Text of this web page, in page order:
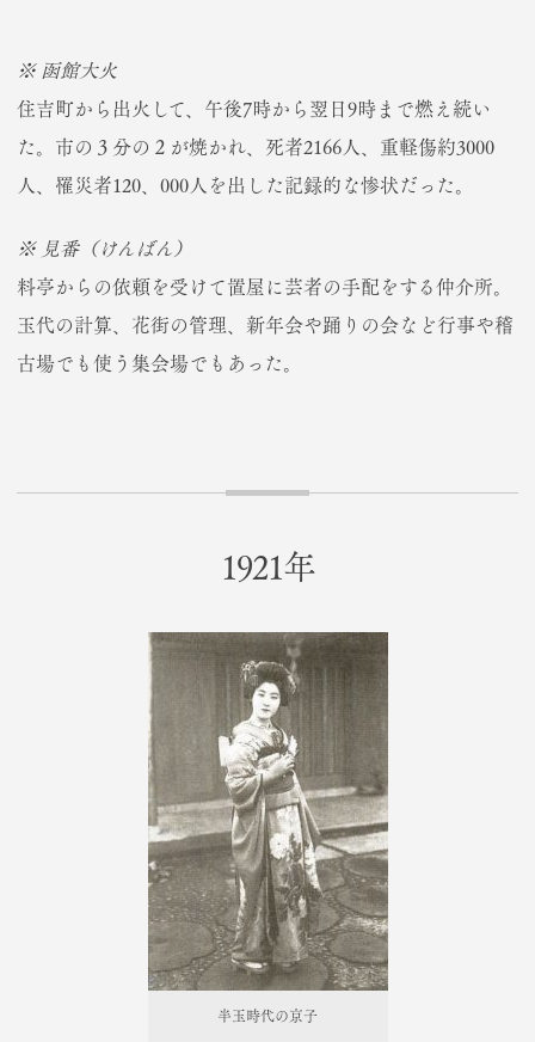
※ 函館大火
住吉町から出火して、午後7時から翌日9時まで燃え続い
た。市の３分の２が焼かれ、死者2166人、重軽傷約3000
人、罹災者120、000人を出した記録的な惨状だった。
※ 見番（けんばん）
料亭からの依頼を受けて置屋に芸者の手配をする仲介所。
玉代の計算、花街の管理、新年会や踊りの会など行事や稽
古場でも使う集会場でもあった。
1921年
半玉時代の京子